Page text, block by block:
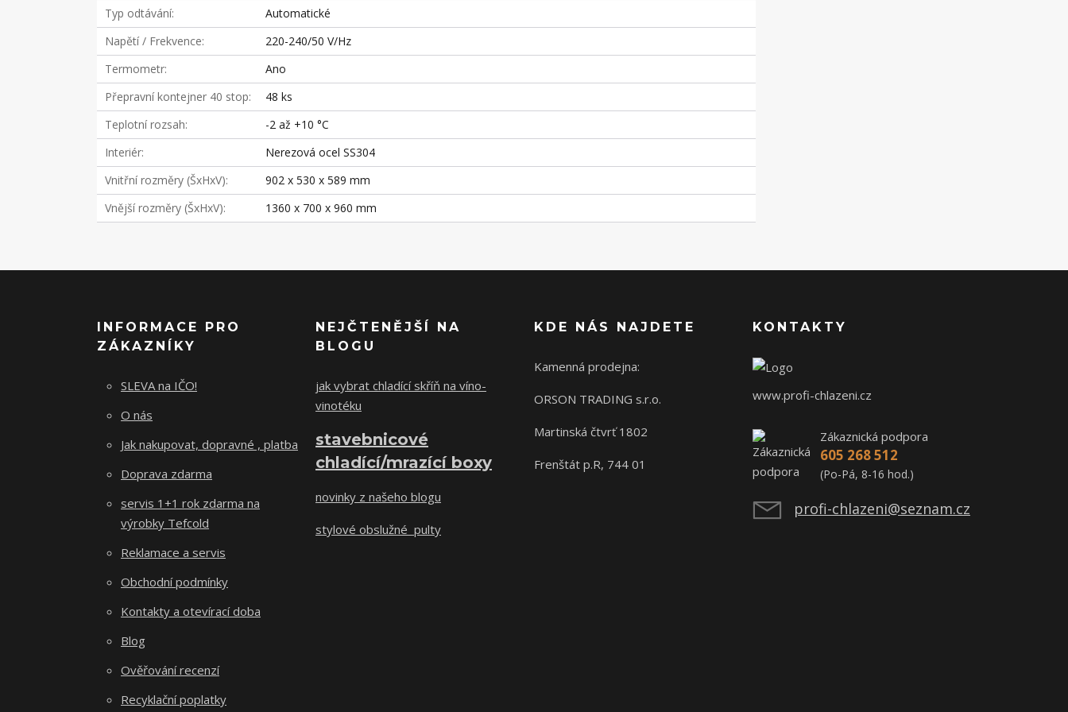
Typ odtávání
Automatické
Napětí / Frekvence
220-240/50 V/Hz
Termometr
Ano
Přepravní kontejner 40 stop
48 ks
Teplotní rozsah
-2 až +10 °C
Interiér
Nerezová ocel SS304
Vnitřní rozměry (ŠxHxV)
902 x 530 x 589 mm
Vnější rozměry (ŠxHxV)
1360 x 700 x 960 mm
INFORMACE PRO
ZÁKAZNÍKY
SLEVA na IČO!
O nás
Jak nakupovat, dopravné , platba
Doprava zdarma
servis 1+1 rok zdarma na
výrobky Tefcold
Reklamace a servis
Obchodní podmínky
Kontakty a otevírací doba
Blog
Ověřování recenzí
Recyklační poplatky
NEJČTENĚJŠÍ NA
BLOGU
jak vybrat chladící skříň na víno-
vinotéku
stavebnicové
chladící/mrazící boxy
novinky z našeho blogu
stylové obslužné pulty
KDE NÁS NAJDETE
Kamenná prodejna:
ORSON TRADING s.r.o.
Martinská čtvrť 1802
Frenštát p.R, 744 01
KONTAKTY
www.profi-chlazeni.cz
Zákaznická podpora
605 268 512
(Po-Pá, 8-16 hod.)
profi-chlazeni@seznam.cz